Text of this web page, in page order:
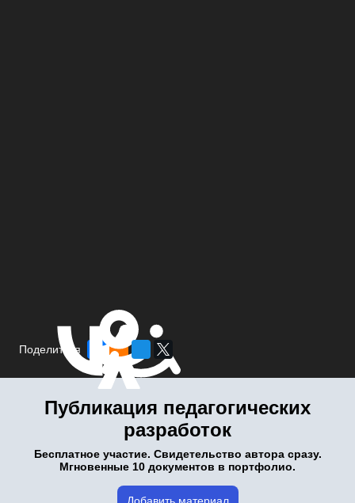
Поделиться
Публикация педагогических
разработок
Бесплатное участие. Свидетельство автора сразу.
Мгновенные 10 документов в портфолио.